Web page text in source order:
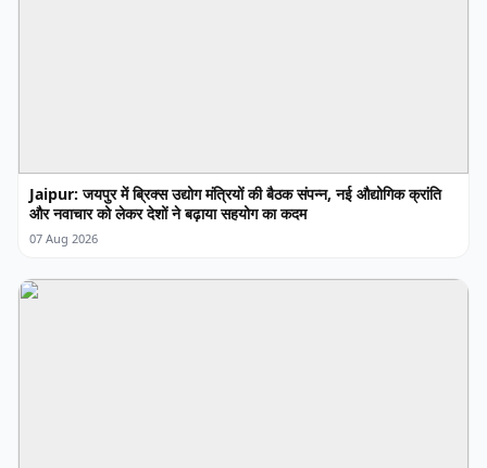
Jaipur: जयपुर में ब्रिक्स उद्योग मंत्रियों की बैठक संपन्न, नई औद्योगिक क्रांति
और नवाचार को लेकर देशों ने बढ़ाया सहयोग का कदम
07 Aug 2026